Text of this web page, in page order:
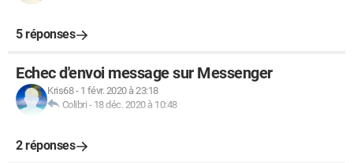
5 réponses
Echec d'envoi message sur Messenger
Kris68- 1 févr. 2020 à 23:18
Colibri - 18 déc. 2020 à 10:48
2 réponses